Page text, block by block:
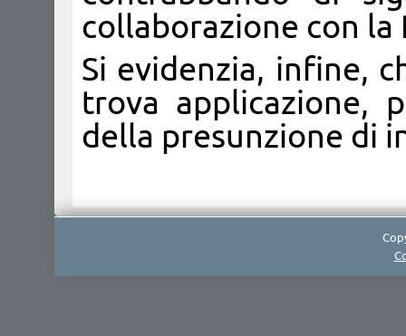
collaborazione con la
Si evidenzia, infine,
trova applicazione,
della presunzione di